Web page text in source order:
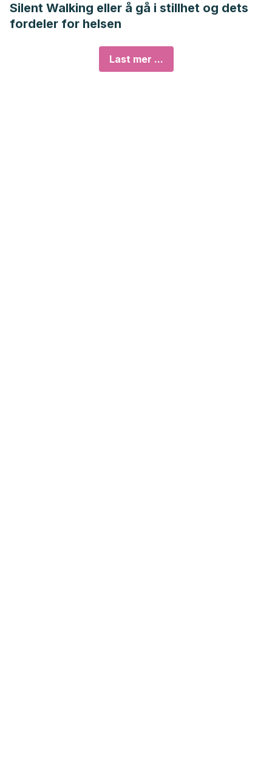
Silent Walking eller å gå i stillhet og dets
fordeler for helsen
Last mer ...